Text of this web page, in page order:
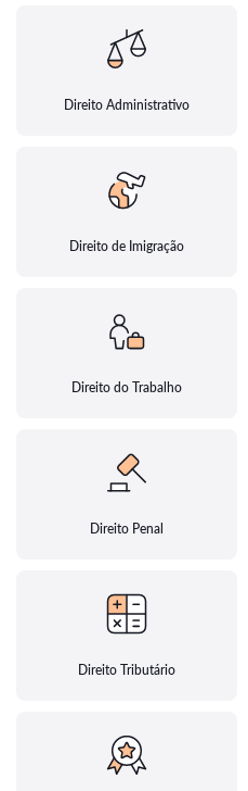
Direito Administrativo
Direito de Imigração
Direito do Trabalho
Direito Penal
Direito Tributário